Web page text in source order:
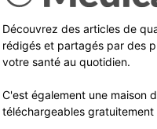
Découvrez des articles de
rédigés et partagés par des
votre santé au quotidien.
C'est également une maison
téléchargeables gratuitement